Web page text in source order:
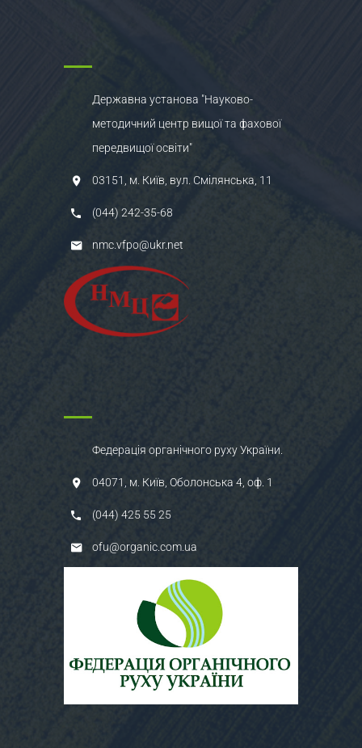
Державна установа "Науково-
методичний центр вищої та фахової
передвищої освіти"
03151, м. Київ, вул. Смілянська, 11
(044) 242-35-68
nmc.vfpo@ukr.net
Федерація органічного руху України.
04071, м. Київ, Оболонська 4, оф. 1
(044) 425 55 25
ofu@organic.com.ua